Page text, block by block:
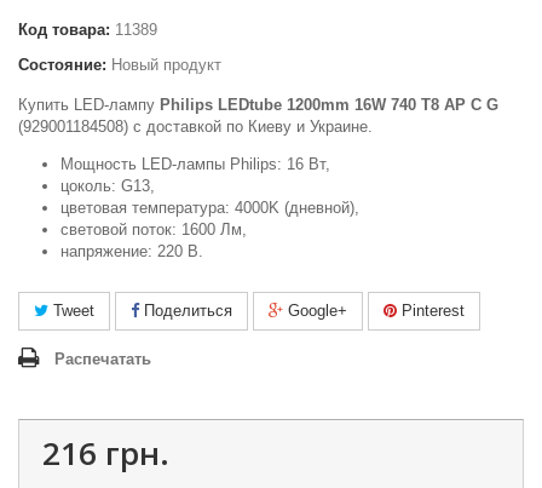
Код товара: 11389
Состояние: Новый продукт
Купить LED-лампу Philips LEDtube 1200mm 16W 740 T8 AP C G
(929001184508) c доставкой по Киеву и Украине.
Мощность LED-лампы Philips: 16 Вт,
цоколь: G13,
цветовая температура: 4000K (дневной),
световой поток: 1600 Лм,
напряжение: 220 В.
Tweet Поделиться Google+ Pinterest
Распечатать
216 грн.